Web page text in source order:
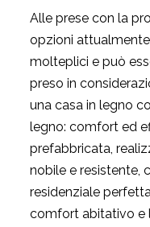
Alle prese con la
opzioni
molteplici e può
preso in
una casa in legno
legno: comfort ed
prefabbricata,
nobile e resistente,
residenziale
comfort abitativo e